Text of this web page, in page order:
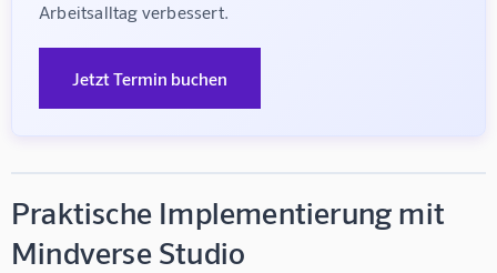
Arbeitsalltag verbessert.
Jetzt Termin buchen
Praktische Implementierung mit
Mindverse Studio